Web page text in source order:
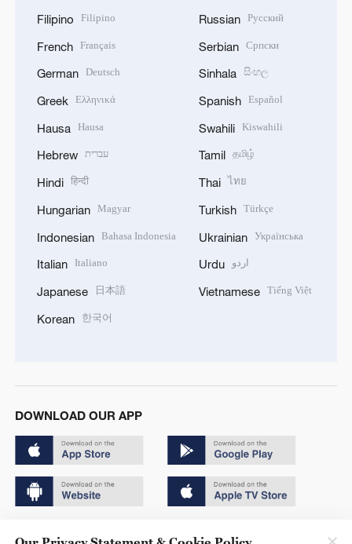
Filipino Filipino
French Français
German Deutsch
Greek Ελληνικά
Hausa Hausa
Hebrew עברית
Hindi हिन्दी
Hungarian Magyar
Indonesian Bahasa Indonesia
Italian Italiano
Japanese 日本語
Korean 한국어
Russian Русский
Serbian Српски
Sinhala සිංහල
Spanish Español
Swahili Kiswahili
Tamil தமிழ்
Thai ไทย
Turkish Türkçe
Ukrainian Українська
Urdu اردو
Vietnamese Tiếng Việt
DOWNLOAD OUR APP